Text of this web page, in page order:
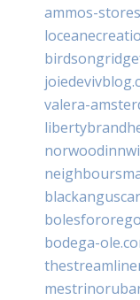
ammos-
valera-
bodega-